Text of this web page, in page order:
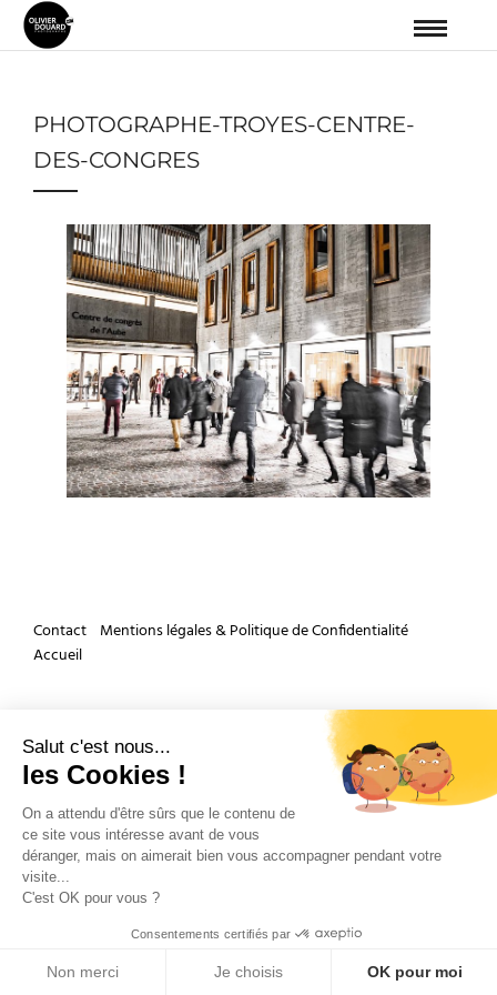
Salut c'est nous...
les Cookies !
On a attendu d'être sûrs que le contenu de
ce site vous intéresse avant de vous
déranger, mais on aimerait bien vous accompagner pendant votre
visite...
C'est OK pour vous ?
Consentements certifiés par
Non merci Je choisis OK pour moi
PHOTOGRAPHE-TROYES-CENTRE-
DES-CONGRES
Contact Mentions légales & Politique de Confidentialité
Accueil
Copyright 2026 by Olivier Douard Photographe de mariage - Tous droits réservés